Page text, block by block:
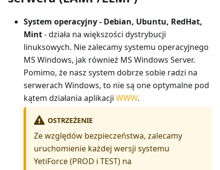
System operacyjny - Debian, Ubuntu, RedHat,
Mint- działa na większości dystrybucji
linuksowych. Nie zalecamy systemu operacyjnego
MS Windows, jak również MS Windows Server.
Pomimo, że nasz system dobrze sobie radzi na
serwerach Windows, to nie są one optymalne pod
kątem działania aplikacji WWW.
OSTRZEŻENIE
Ze względów bezpieczeństwa, zalecamy
uruchomienie każdej wersji systemu
YetiForce (PROD i TEST) na